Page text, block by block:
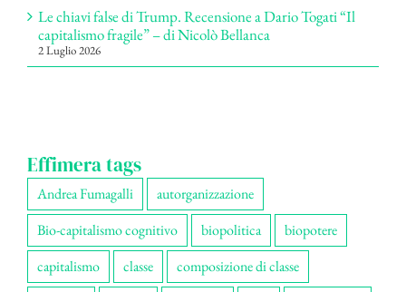
Le chiavi false di Trump. Recensione a Dario Togati “Il
capitalismo fragile” – di Nicolò Bellanca
2 Luglio 2026
Effimera tags
Andrea Fumagalli
autorganizzazione
Bio-capitalismo cognitivo
biopolitica
biopotere
capitalismo
classe
composizione di classe